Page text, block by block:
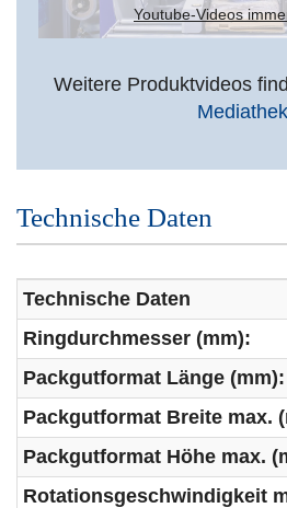
Youtube-Videos
Weitere Produktvideos
Mediathek
Technische Daten
Technische Daten
Ringdurchmesser (mm):
Packgutformat Länge (mm):
Packgutformat Breite max.
Packgutformat Höhe max.
Rotationsgeschwindigkeit